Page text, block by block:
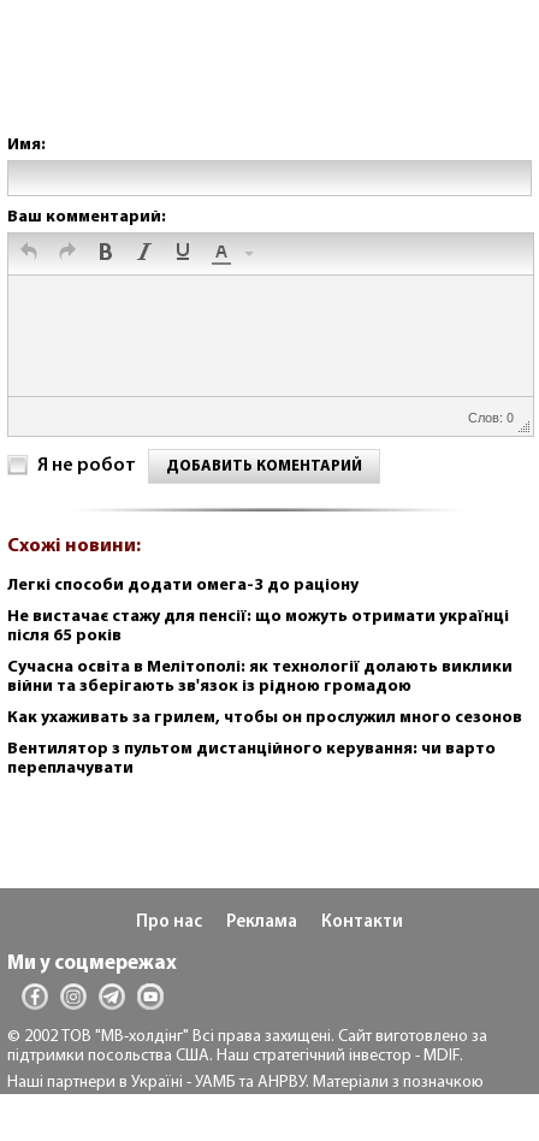
Имя:
Ваш комментарий:
Слов: 0
Я не робот ДОБАВИТЬ КОМЕНТАРИЙ
Схожі новини:
Легкі способи додати омега-3 до раціону
Не вистачає стажу для пенсії: що можуть отримати українці
після 65 років
Сучасна освіта в Мелітополі: як технології долають виклики
війни та зберігають зв'язок із рідною громадою
Как ухаживать за грилем, чтобы он прослужил много сезонов
Вентилятор з пультом дистанційного керування: чи варто
переплачувати
Про нас Реклама Контакти
Ми у соцмережах
© 2002 ТОВ "МВ-холдінг" Всі права захищені. Сайт виготовлено за
підтримки посольства США. Наш стратегічний інвестор - MDIF.
Наші партнери в Україні - УАМБ та АНРВУ. Матеріали з позначкою